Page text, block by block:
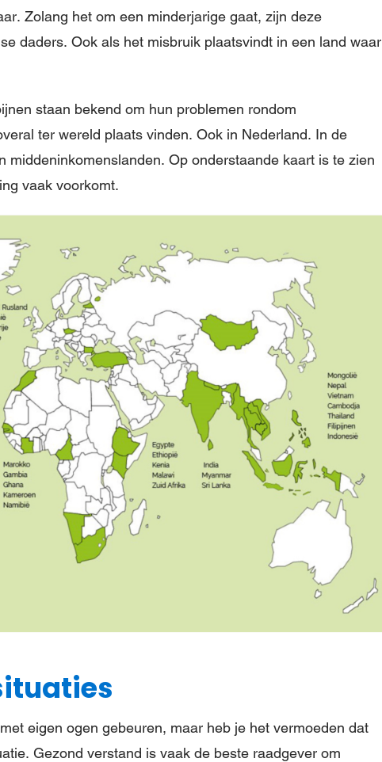
Zolang het om een minderjarige gaat, zijn deze
daders. Ook als het misbruik plaatsvindt in een land waar
staan bekend om hun problemen rondom
ter wereld plaats vinden. Ook in Nederland. In de
middeninkomenslanden. Op onderstaande kaart is te zien
vaak voorkomt.
eigen ogen gebeuren, maar heb je het vermoeden dat
Gezond verstand is vaak de beste raadgever om